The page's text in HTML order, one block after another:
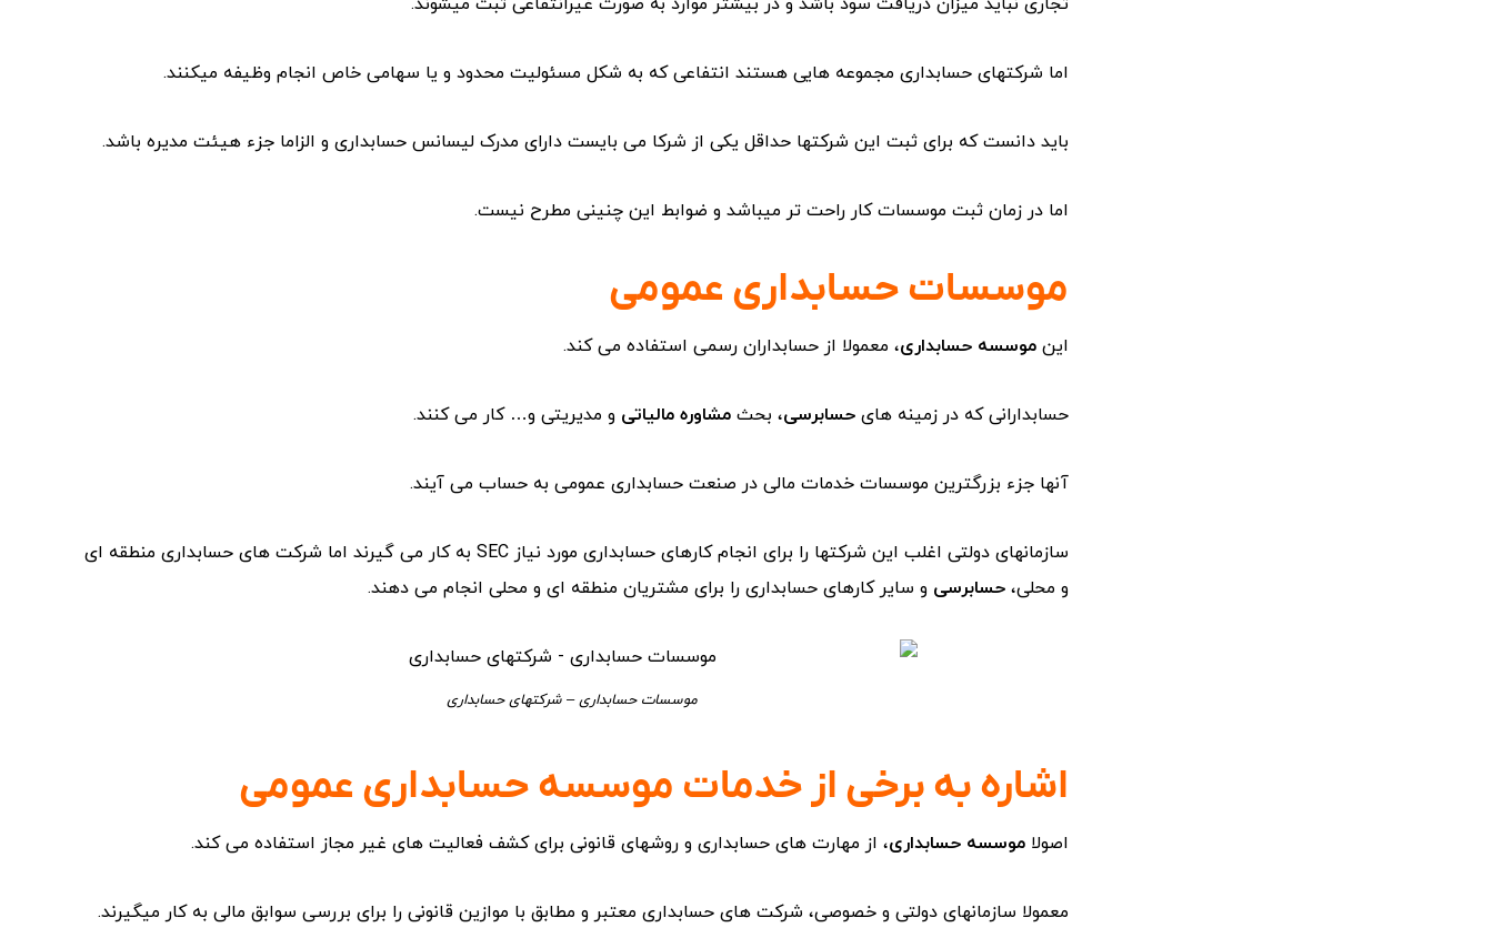
اما شرکتهای حسابداری مجموعه هایی هستند انتفاعی که به شکل مسئولیت محدود و یا سهامی خاص انجام وظیفه میکنند.
باید دانست که برای ثبت این شرکتها حداقل یکی از شرکا می بایست دارای مدرک لیسانس حسابداری و الزاما جزء هیئت مدیره باشد.
اما در زمان ثبت موسسات کار راحت تر میباشد و ضوابط این چنینی مطرح نیست.
موسسات حسابداری عمومی
اینموسسه حسابداری، معمولا از حسابداران رسمی استفاده می کند.
حسابدارانی که در زمینه های حسابرسی، بحث مشاوره مالیاتی و مدیریتی و… کار می کنند.
آنها جزء بزرگترین موسسات خدمات مالی در صنعت حسابداری عمومی به حساب می آیند.
سازمانهای دولتی اغلب این شرکتها را برای انجام کارهای حسابداری مورد نیاز SEC به کار می گیرند اما شرکت های حسابداری منطقه ای
و محلی، حسابرسی و سایر کارهای حسابداری را برای مشتریان منطقه ای و محلی انجام می دهند.
موسسات حسابداری – شرکتهای حسابداری
اشاره به برخی از خدمات موسسه حسابداری عمومی
اصولا موسسه حسابداری، از مهارت های حسابداری و روشهای قانونی برای کشف فعالیت های غیر مجاز استفاده می کند.
معمولا سازمانهای دولتی و خصوصی، شرکت های حسابداری معتبر و مطابق با موازین قانونی را برای بررسی سوابق مالی به کار میگیرند.